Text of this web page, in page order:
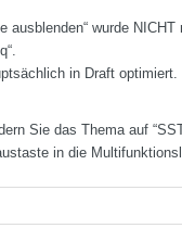
ausblenden“ wurde
in Draft
Sie das Thema auf
in die